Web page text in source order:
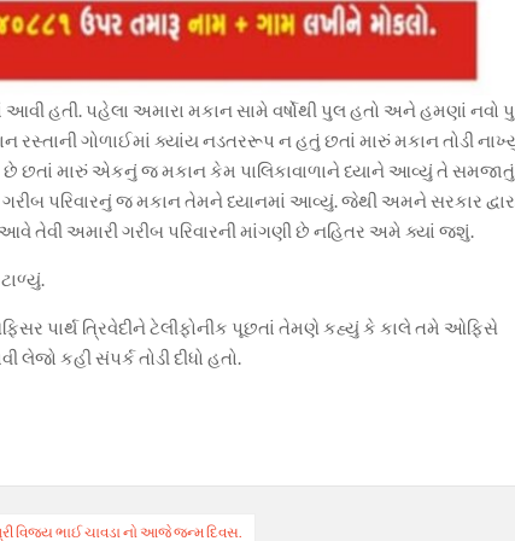
આવી હતી. પહેલા અમારા મકાન સામે વર્ષોથી પુલ હતો અને હમણાં નવો
રસ્તાની ગોળાઈમાં ક્યાંય નડતરરૂપ ન હતું છતાં મારું મકાન તોડી
છે છતાં મારું એકનું જ મકાન કેમ પાલિકાવાળાને ધ્યાને આવ્યું તે સમજાતું
પરિવારનું જ મકાન તેમને ધ્યાનમાં આવ્યું. જેથી અમને સરકાર
આવે તેવી અમારી ગરીબ પરિવારની માંગણી છે નહિતર અમે ક્યાં જશું.
પાર્થ ત્રિવેદીને ટેલીફોનીક પૂછતાં તેમણે કહ્યું કે કાલે તમે ઓફિસે
કહી સંપર્ક તોડી દીધો હતો.
વિજય ભાઈ ચાવડા નો આજે જન્મ દિવસ.